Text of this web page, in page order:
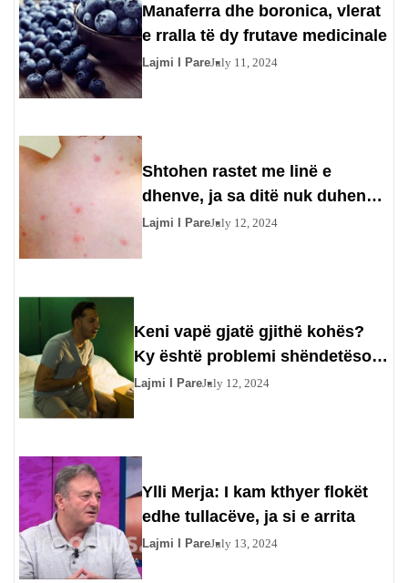
Manaferra dhe boronica, vlerat
e rralla të dy frutave medicinale
Lajmi I PareJuly 11, 2024
Shtohen rastet me linë e
dhenve, ja sa ditë nuk duhen
larë fëmijët
Lajmi I PareJuly 12, 2024
Keni vapë gjatë gjithë kohës?
Ky është problemi shëndetësor
që mund të keni. Kujdes me këto
produkte..
Lajmi I PareJuly 12, 2024
Ylli Merja: I kam kthyer flokët
edhe tullacëve, ja si e arrita
Lajmi I PareJuly 13, 2024